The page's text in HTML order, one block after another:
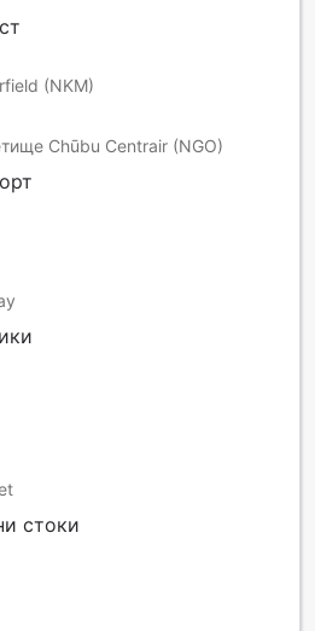
we will give you a meal
(NKM)
Chūbu Centrair (NGO)
стоки